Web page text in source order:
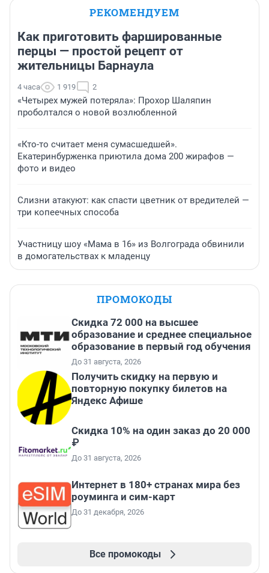
РЕКОМЕНДУЕМ
Как приготовить фаршированные
перцы — простой рецепт от
жительницы Барнаула
4 часа 1 919 2
«Четырех мужей потеряла»: Прохор Шаляпин
проболтался о новой возлюбленной
«Кто-то считает меня сумасшедшей».
Екатеринбурженка приютила дома 200 жирафов —
фото и видео
Слизни атакуют: как спасти цветник от вредителей —
три копеечных способа
Участницу шоу «Мама в 16» из Волгограда обвинили
в домогательствах к младенцу
ПРОМОКОДЫ
Скидка 72 000 на высшее
образование и среднее специальное
образование в первый год обучения
До 31 августа, 2026
Получить скидку на первую и
повторную покупку билетов на
Яндекс Афише
Скидка 10% на один заказ до 20 000
₽
До 31 августа, 2026
Интернет в 180+ странах мира без
роуминга и сим-карт
До 31 декабря, 2026
Все промокоды